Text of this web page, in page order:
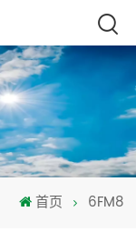
首页 6FM8